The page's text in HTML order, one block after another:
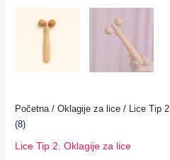
Početna/Oklagije za lice / Lice Tip 2
(8)
Lice Tip 2 ,Oklagije za lice